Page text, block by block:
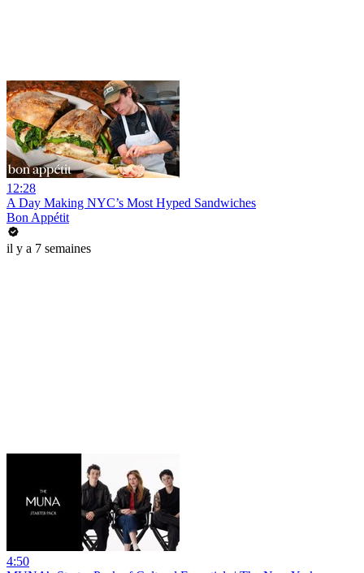
12:28
A Day Making NYC’s Most Hyped Sandwiches
Bon Appétit
il y a 7 semaines
4:50